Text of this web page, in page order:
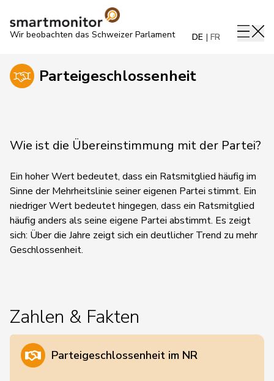
Wir beobachten das Schweizer Parlament DE FR
Parteigeschlossenheit
Wie ist die Übereinstimmung mit der Partei?
Ein hoher Wert bedeutet, dass ein Ratsmitglied häufig im
Sinne der Mehrheitslinie seiner eigenen Partei stimmt. Ein
niedriger Wert bedeutet hingegen, dass ein Ratsmitglied
häufig anders als seine eigene Partei abstimmt. Es zeigt
sich: Über die Jahre zeigt sich ein deutlicher Trend zu mehr
Geschlossenheit.
Zahlen & Fakten
Parteigeschlossenheit im NR